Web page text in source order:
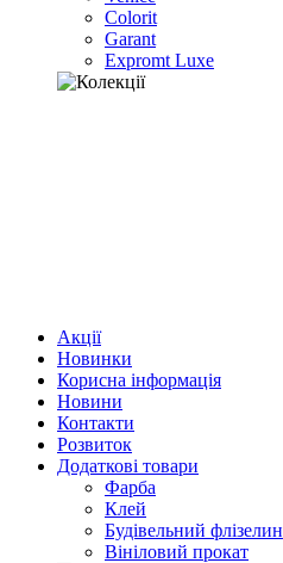
Colorit
Garant
Expromt Luxe
Акції
Новинки
Корисна інформація
Новини
Контакти
Розвиток
Додаткові товари
Фарба
Клей
Будівельний флізелин
Вініловий прокат